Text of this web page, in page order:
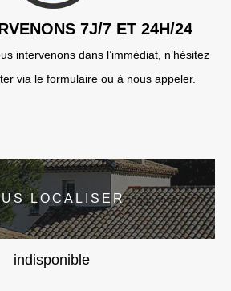
7J/7 ET 24H/24
intervenons dans l’immédiat, n’hésitez
via le formulaire ou à nous appeler.
LOCALISER
indisponible